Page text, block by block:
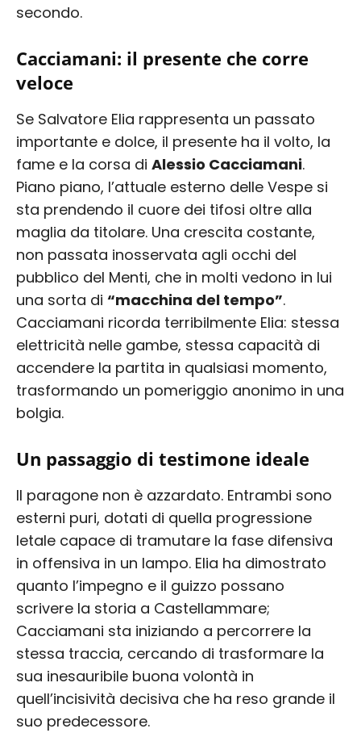
secondo.
Cacciamani: il presente che corre
veloce
Se Salvatore Elia rappresenta un passato
importante e dolce, il presente ha il volto, la
fame e la corsa di Alessio Cacciamani.
Piano piano, l’attuale esterno delle Vespe si
sta prendendo il cuore dei tifosi oltre alla
maglia da titolare. Una crescita costante,
non passata inosservata agli occhi del
pubblico del Menti, che in molti vedono in lui
una sorta di “macchina del tempo”.
Cacciamani ricorda terribilmente Elia: stessa
elettricità nelle gambe, stessa capacità di
accendere la partita in qualsiasi momento,
trasformando un pomeriggio anonimo in una
bolgia.
Un passaggio di testimone ideale
Il paragone non è azzardato. Entrambi sono
esterni puri, dotati di quella progressione
letale capace di tramutare la fase difensiva
in offensiva in un lampo. Elia ha dimostrato
quanto l’impegno e il guizzo possano
scrivere la storia a Castellammare;
Cacciamani sta iniziando a percorrere la
stessa traccia, cercando di trasformare la
sua inesauribile buona volontà in
quell’incisività decisiva che ha reso grande il
suo predecessore.